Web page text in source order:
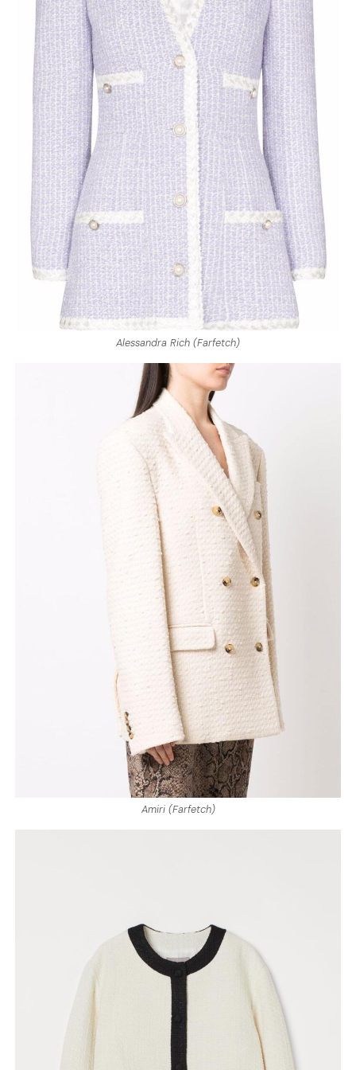
Alessandra Rich (Farfetch)
Amiri (Farfetch)